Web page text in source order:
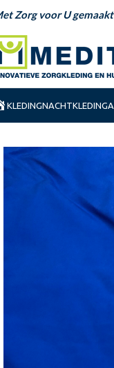
Zorg voor U
KLEDINGNACHTKLEDING